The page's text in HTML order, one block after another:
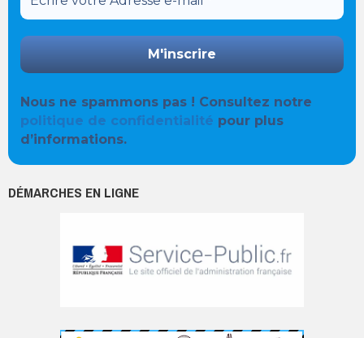
Nous ne spammons pas ! Consultez notre
politique de confidentialité pour plus
d’informations.
DÉMARCHES EN LIGNE